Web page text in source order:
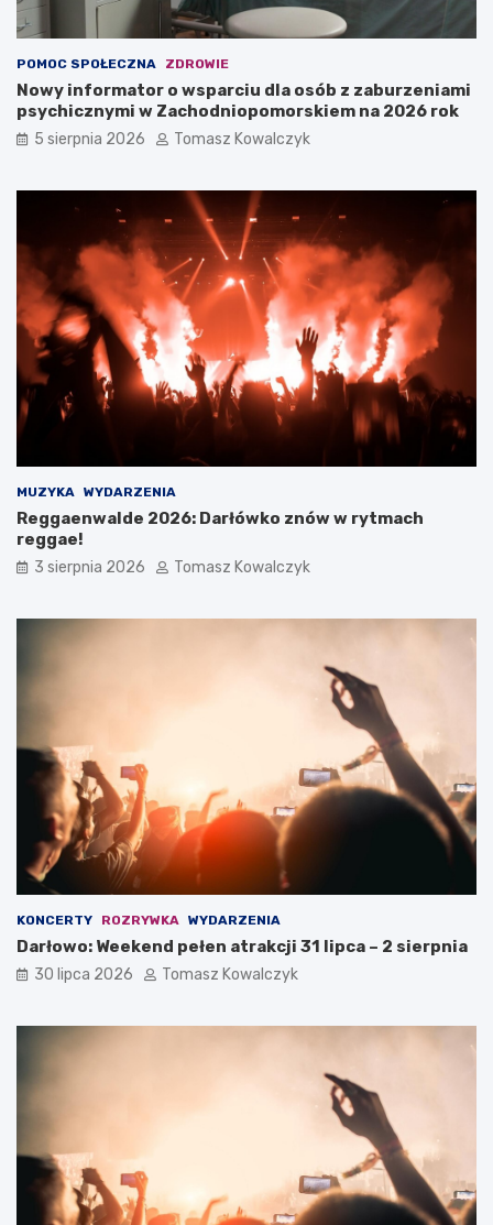
POMOC SPOŁECZNA ZDROWIE
Nowy informator o wsparciu dla osób z zaburzeniami
psychicznymi w Zachodniopomorskiem na 2026 rok
5 sierpnia 2026 Tomasz Kowalczyk
MUZYKA WYDARZENIA
Reggaenwalde 2026: Darłówko znów w rytmach
reggae!
3 sierpnia 2026 Tomasz Kowalczyk
KONCERTY ROZRYWKA WYDARZENIA
Darłowo: Weekend pełen atrakcji 31 lipca – 2 sierpnia
30 lipca 2026 Tomasz Kowalczyk